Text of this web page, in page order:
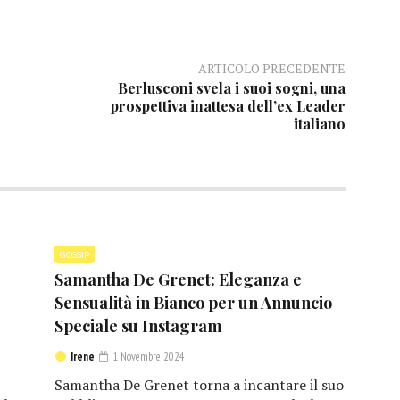
ARTICOLO PRECEDENTE
Berlusconi svela i suoi sogni, una
prospettiva inattesa dell’ex Leader
italiano
GOSSIP
Samantha De Grenet: Eleganza e
Sensualità in Bianco per un Annuncio
Speciale su Instagram
Irene 1 Novembre 2024
Samantha De Grenet torna a incantare il suo